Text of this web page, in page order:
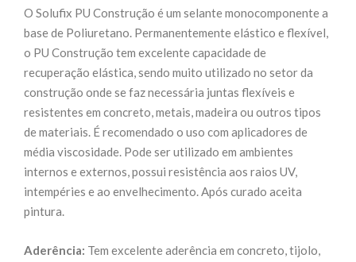
preço:
R$25,00
através
R$46,00
O Solufix PU Construção é um selante monocomponente a
base de Poliuretano. Permanentemente elástico e flexível,
o PU Construção tem excelente capacidade de
recuperação elástica, sendo muito utilizado no setor da
construção onde se faz necessária juntas flexíveis e
resistentes em concreto, metais, madeira ou outros tipos
de materiais. É recomendado o uso com aplicadores de
média viscosidade. Pode ser utilizado em ambientes
internos e externos, possui resistência aos raios UV,
intempéries e ao envelhecimento. Após curado aceita
pintura.
Aderência: Tem excelente aderência em concreto, tijolo,